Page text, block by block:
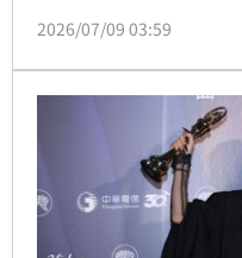
「14K」背景。該組織
僱傭兵。此外，有知情
腿，此事件背後水很深
共透過染紅黑幫勢力
作，相關單位正深入釐
2026/07/09 03:59